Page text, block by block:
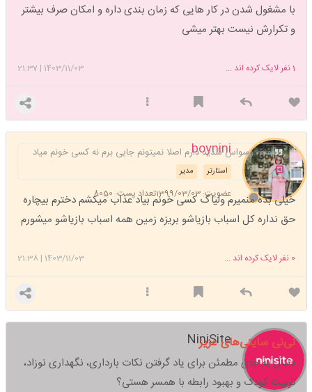
با مشغول شدن در کار هایی که زمان بندی داره و امکان صرف بیشتر
و تکرارش نیست بهتر میشی
1403/11/03
|
21:37 1نفر لایک کرده اند ...
boynini
مدیر استارتر
عضویت: 1399/03/03 تعداد پست: 8050
منم .وسواس شدید دارم اصلا نمیتونم جایی برم نه کسی خونم میاد
خیلی بده منمیرم ولیاگ کسی خونم بیاد عذاب میکشم دخترم بیچاره
حق نداره کل اسباب بازیاشو بریزه زمین همه اسباب بازیاشو میشورم
1403/11/03
|
21:38 0 نفر لایک کرده اند ...
NiniSite
نی‌نی سایتی‌های عزیز
دنبال یه جای مطمئن برای یاد گرفتن نکات بارداری، نگهداری نوزاد،
تربیت کودک و بهبود رابطه با همسر هستی؟